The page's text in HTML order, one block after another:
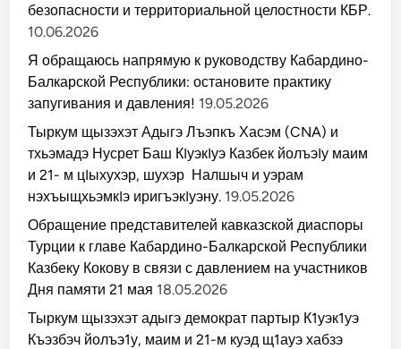
безопасности и территориальной целостности КБР.
10.06.2026
Я обращаюсь напрямую к руководству Кабардино-
Балкарской Республики: остановите практику
запугивания и давления! 19.05.2026
Тыркум щызэхэт Адыгэ Лъэпкъ Хасэм (CNA) и
тхьэмадэ Нусрет Баш КIуэкIуэ Казбек йолъэIу маим
и 21- м цIыхухэр, шухэр Налшыч и уэрам
нэхъыщхьэмкIэ иригъэкIуэну. 19.05.2026
Обращение представителей кавказской диаспоры
Турции к главе Кабардино-Балкарской Республики
Казбеку Кокову в связи с давлением на участников
Дня памяти 21 мая 18.05.2026
Тыркум щызэхэт адыгэ демократ партыр К1уэк1уэ
Къэзбэч йолъэ1у, маим и 21-м куэд щ1ауэ хабзэ